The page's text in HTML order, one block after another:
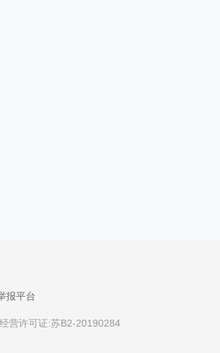
报平台
营许可证:苏B2-20190284